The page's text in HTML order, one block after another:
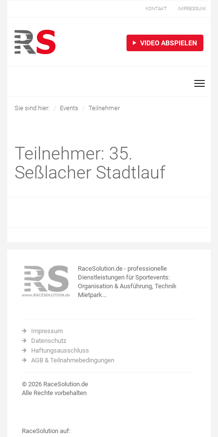
KONTAKT IMPRESSUM
VIDEO ABSPIELEN
Toggle
Sie sind hier: Events Teilnehmer
Teilnehmer: 35.
Seßlacher Stadtlauf
RaceSolution.de - professionelle
Dienstleistungen für Sportevents:
Organisation & Ausführung, Technik
Mietpark...
Impressum
Datenschutz
Haftungsausschluss
AGB & Teilnahmebedingungen
© 2026 RaceSolution.de
Alle Rechte vorbehalten
RaceSolution auf: